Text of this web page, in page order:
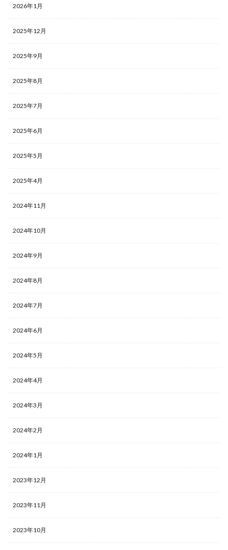
2026年1月
2025年12月
2025年9月
2025年8月
2025年7月
2025年6月
2025年5月
2025年4月
2024年11月
2024年10月
2024年9月
2024年8月
2024年7月
2024年6月
2024年5月
2024年4月
2024年3月
2024年2月
2024年1月
2023年12月
2023年11月
2023年10月